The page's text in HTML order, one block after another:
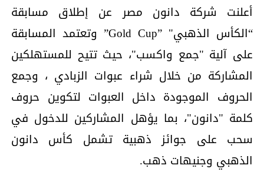
أعلنت شركة دانون مصر عن إطلاق مسابقة
“الكأس الذهبي" ”Gold Cup” وتعتمد المسابقة
على آلية "جمع واكسب"، حيث تتيح للمستهلكين
المشاركة من خلال شراء عبوات الزبادي ، وجمع
الحروف الموجودة داخل العبوات لتكوين حروف
كلمة "دانون"، بما يؤهل المشاركين للدخول في
سحب على جوائز ذهبية تشمل كأس دانون
الذهبي وجنيهات ذهب.